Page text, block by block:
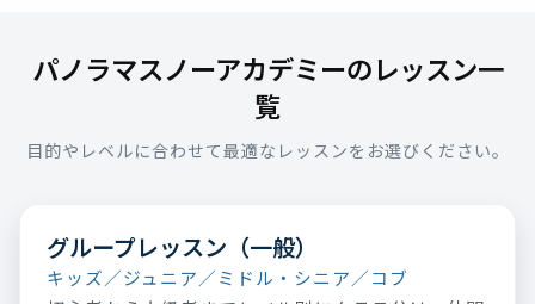
パノラマスノーアカデミーのレッスン一
覧
目的やレベルに合わせて最適なレッスンをお選びください。
グループレッスン（一般）
キッズ／ジュニア／ミドル・シニア／コブ